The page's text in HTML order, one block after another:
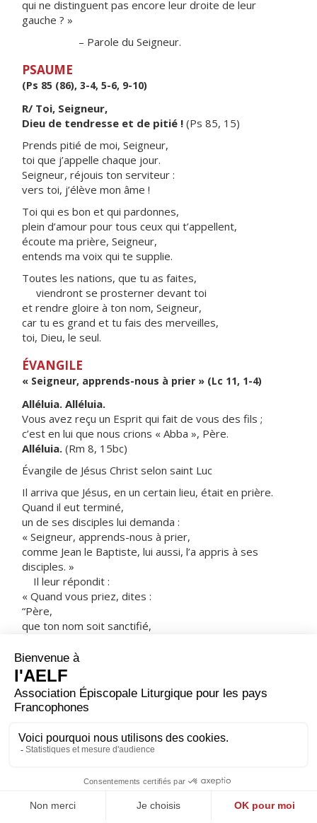
qui ne distinguent pas encore leur droite de leur
gauche ? »
– Parole du Seigneur.
PSAUME
(Ps 85 (86), 3-4, 5-6, 9-10)
R/ Toi, Seigneur,
Dieu de tendresse et de pitié ! (Ps 85, 15)
Prends pitié de moi, Seigneur,
toi que j’appelle chaque jour.
Seigneur, réjouis ton serviteur :
vers toi, j’élève mon âme !
Toi qui es bon et qui pardonnes,
plein d’amour pour tous ceux qui t’appellent,
écoute ma prière, Seigneur,
entends ma voix qui te supplie.
Toutes les nations, que tu as faites,
viendront se prosterner devant toi
et rendre gloire à ton nom, Seigneur,
car tu es grand et tu fais des merveilles,
toi, Dieu, le seul.
ÉVANGILE
« Seigneur, apprends-nous à prier » (Lc 11, 1-4)
Alléluia. Alléluia.
Vous avez reçu un Esprit qui fait de vous des fils ;
c’est en lui que nous crions « Abba », Père.
Alléluia. (Rm 8, 15bc)
Évangile de Jésus Christ selon saint Luc
Il arriva que Jésus, en un certain lieu, était en prière.
Quand il eut terminé,
un de ses disciples lui demanda :
« Seigneur, apprends-nous à prier,
comme Jean le Baptiste, lui aussi, l’a appris à ses
disciples. »
Il leur répondit :
« Quand vous priez, dites :
“Père,
que ton nom soit sanctifié,
Donne-nous le pain
dont nous avons besoin pour chaque jour
Pardonne-nous nos péchés,
car nous-mêmes, nous pardonnons aussi
à tous ceux qui ont des torts envers nous.
Et ne nous laisse pas entrer en tentation.” »
– Acclamons la Parole de Dieu.